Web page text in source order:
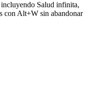
incluyendo Salud infinita,
con Alt+W sin abandonar